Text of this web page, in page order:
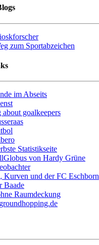
zum Sportabzeichen
im Abseits
about goalkeepers
Statistikseite
von Hardy Grüne
Kurven und der FC Eschborn
Baade
Raumdeckung